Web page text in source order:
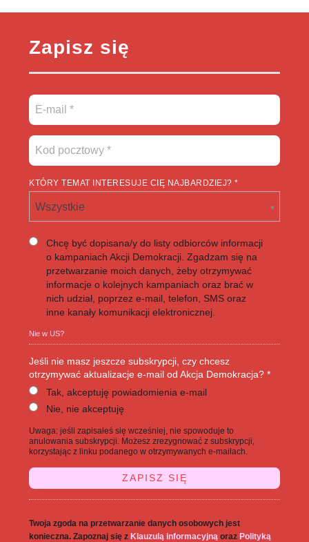
Zapisz się
KTÓRY TEMAT INTERESUJE CIĘ NAJBARDZIEJ? *
Wszystkie
Chcę być dopisana/y do listy odbiorców informacji
o kampaniach Akcji Demokracji. Zgadzam się na
przetwarzanie moich danych, żeby otrzymywać
informacje o kolejnych kampaniach oraz brać w
nich udział, poprzez e-mail, telefon, SMS oraz
inne kanały komunikacji elektronicznej.
Nie wUS?
Jeśli nie masz jeszcze subskrypcji, czy chcesz
otrzymywać aktualizacje e-mail od Akcja Demokracja? *
Tak, akceptuję powiadomienia e-mail
Nie, nie akceptuję
Uwaga: jeśli zapisałeś się wcześniej, nie spowoduje to
anulowania subskrypcji. Możesz zrezygnować z subskrypcji,
korzystając z linku podanego w otrzymywanych e-mailach.
Twoja zgoda na przetwarzanie danych osobowych jest
konieczna. Zapoznaj się z Klauzulą informacyjną oraz Polityką